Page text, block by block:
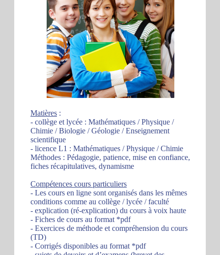
Matières :
- collège et lycée : Mathématiques / Physique /
Chimie / Biologie / Géologie / Enseignement
scientifique
- licence L1 : Mathématiques / Physique / Chimie
Méthodes : Pédagogie, patience, mise en confiance,
fiches récapitulatives, dynamisme
Compétences cours particuliers
- Les cours en ligne sont organisés dans les mêmes
conditions comme au collège / lycée / faculté
- explication (ré-explication) du cours à voix haute
- Fiches de cours au format *pdf
- Exercices de méthode et compréhension du cours
(TD)
- Corrigés disponibles au format *pdf